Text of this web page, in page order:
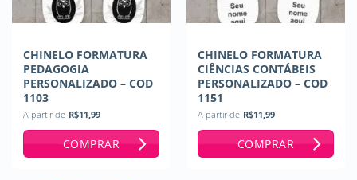
CHINELO FORMATURA
PEDAGOGIA
PERSONALIZADO – COD
1103
A partir de R$11,99
COMPRAR
CHINELO FORMATURA
CIÊNCIAS CONTÁBEIS
PERSONALIZADO – COD
1151
A partir de R$11,99
COMPRAR